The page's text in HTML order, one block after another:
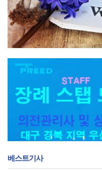
베스트기사